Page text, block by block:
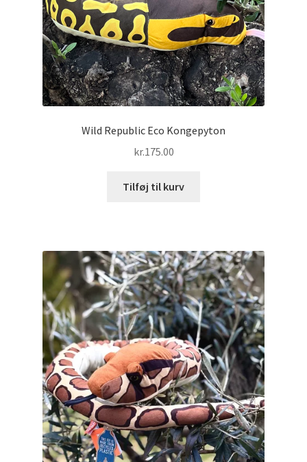
Wild Republic Eco Kongepyton
kr.175.00
Tilføj til kurv